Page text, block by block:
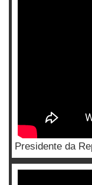
Presidente da